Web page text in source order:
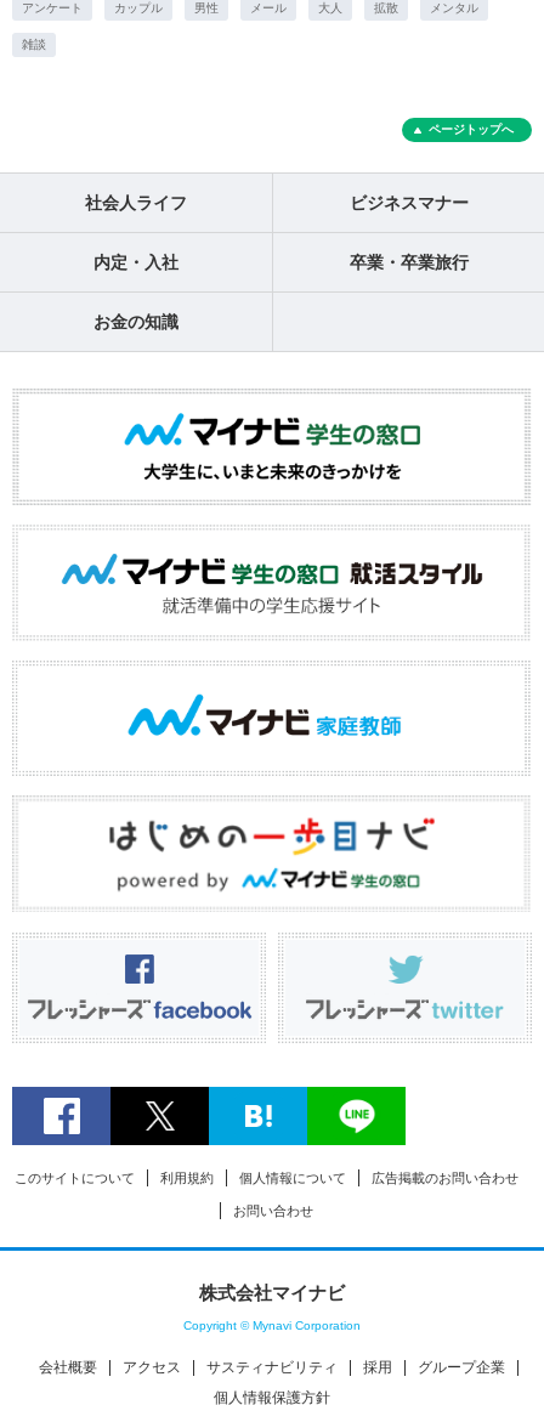
アンケート カップル 男性 メール 大人 拡散 メンタル
雑談
ページトップへ
社会人ライフ ビジネスマナー
内定・入社 卒業・卒業旅行
お金の知識
このサイトについて 利用規約 個人情報について 広告掲載のお問い合わせ
お問い合わせ
株式会社マイナビ
Copyright © Mynavi Corporation
会社概要 アクセス サスティナビリティ 採用
グループ企業
個人情報保護方針